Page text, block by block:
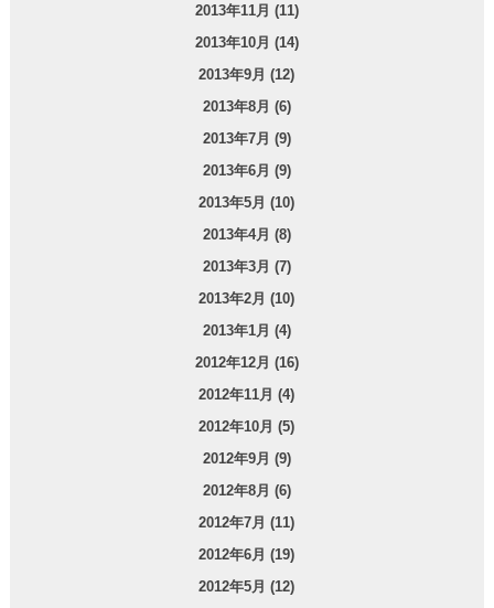
2013年11月 (11)
2013年10月 (14)
2013年9月 (12)
2013年8月 (6)
2013年7月 (9)
2013年6月 (9)
2013年5月 (10)
2013年4月 (8)
2013年3月 (7)
2013年2月 (10)
2013年1月 (4)
2012年12月 (16)
2012年11月 (4)
2012年10月 (5)
2012年9月 (9)
2012年8月 (6)
2012年7月 (11)
2012年6月 (19)
2012年5月 (12)